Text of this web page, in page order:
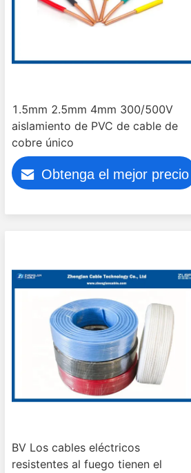
1.5mm 2.5mm 4mm 300/500V
aislamiento de PVC de cable de
cobre único
Obtenga el mejor precio
BV Los cables eléctricos
resistentes al fuego tienen el